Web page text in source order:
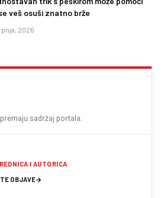
veš osuši znatno brže
2026
sadržaj portala.
I AUTORICA
OBJAVE→